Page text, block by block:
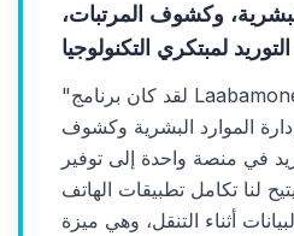
وكشوف المرتبات،
لمبتكري التكنولوجيا
"لقد كان برنامج Laabamone ERP أداة مهمة
الموارد البشرية وكشوف
في منصة واحدة إلى توفير
لنا تكامل تطبيقات الهاتف
أثناء التنقل، وهي ميزة